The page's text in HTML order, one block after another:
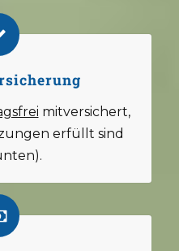
mitversichert,
erfüllt sind